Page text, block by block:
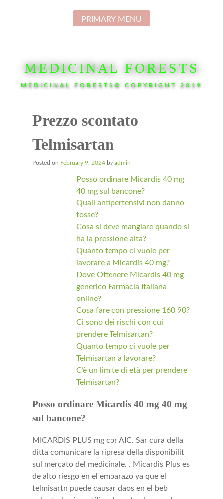
MEDICINAL FORESTS
MEDICINAL FORESTS© COPYRIGHT 2019
PRIMARY MENU
Prezzo scontato
Telmisartan
Posted on February 9, 2024by admin
Posso ordinare Micardis 40 mg
40 mg sul bancone?
Quali antipertensivi non danno
tosse?
Cosa si deve mangiare quando si
ha la pressione alta?
Quanto tempo ci vuole per
lavorare a Micardis 40 mg?
Dove Ottenere Micardis 40 mg
generico Farmacia Italiana
online?
Cosa fare con pressione 160 90?
Ci sono dei rischi con cui
prendere Telmisartan?
Quanto tempo ci vuole per
Telmisartan a lavorare?
C’è un limite di età per prendere
Telmisartan?
Posso ordinare Micardis 40 mg 40 mg
sul bancone?
MICARDIS PLUS mg cpr AIC. Sar cura della
ditta comunicare la ripresa della disponibilit
sul mercato del medicinale. . Micardis Plus es
de alto riesgo en el embarazo ya que el
telmisartn puede causar daos en el beb